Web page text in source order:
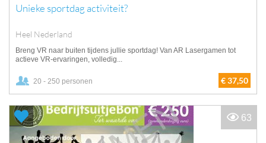
Unieke sportdag activiteit?
Heel Nederland
Breng VR naar buiten tijdens jullie sportdag! Van AR Lasergamen tot
actieve VR-ervaringen, volledig...
20 - 250 personen € 37,50
63